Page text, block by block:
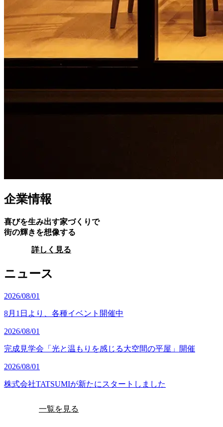
企業情報
喜びを生み出す家づくりで
街の輝きを想像する
詳しく見る
ニュース
2026/08/01
8月1日より、各種イベント開催中
2026/08/01
完成見学会「光と温もりを感じる大空間の平屋」開催
2026/08/01
株式会社TATSUMIが新たにスタートしました
一覧を見る